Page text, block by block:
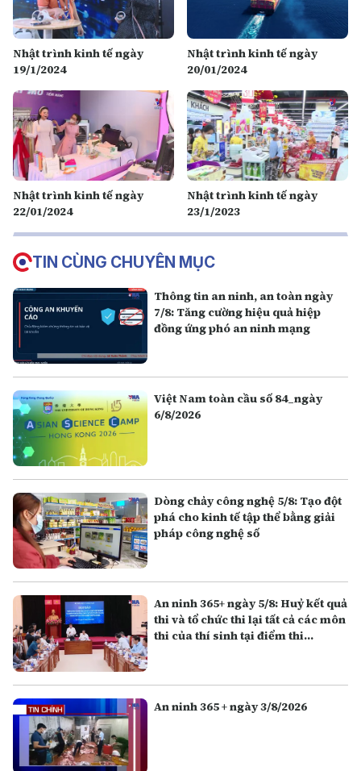
Nhật trình kinh tế ngày
19/1/2024
Nhật trình kinh tế ngày
20/01/2024
Nhật trình kinh tế ngày
22/01/2024
Nhật trình kinh tế ngày
23/1/2023
TIN CÙNG CHUYÊN MỤC
Thông tin an ninh, an toàn ngày
7/8: Tăng cường hiệu quả hiệp
đồng ứng phó an ninh mạng
Việt Nam toàn cầu số 84_ngày
6/8/2026
Dòng chảy công nghệ 5/8: Tạo đột
phá cho kinh tế tập thể bằng giải
pháp công nghệ số
An ninh 365+ ngày 5/8: Huỷ kết quả
thi và tổ chức thi lại tất cả các môn
thi của thí sinh tại điểm thi
An ninh 365 + ngày 3/8/2026